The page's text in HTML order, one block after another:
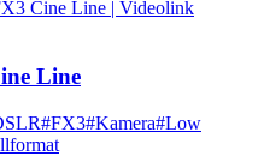
Line
#FX3#Kamera#Low